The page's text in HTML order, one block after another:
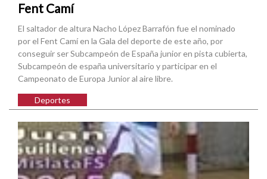
Fent Camí
El saltador de altura Nacho López Barrafón fue el nominado
por el Fent Camí en la Gala del deporte de este año, por
conseguir ser Subcampeón de España junior en pista cubierta,
Subcampeón de españa universitario y participar en el
Campeonato de Europa Junior al aire libre.
Deportes